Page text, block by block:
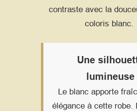
contraste avec la
coloris blanc.
Une
lumineuse
Le blanc apporte
élégance à cette robe.